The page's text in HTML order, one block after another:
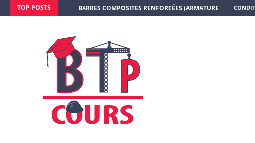
TOP POSTS BARRES COMPOSITES RENFORCÉES (ARMATURE EN